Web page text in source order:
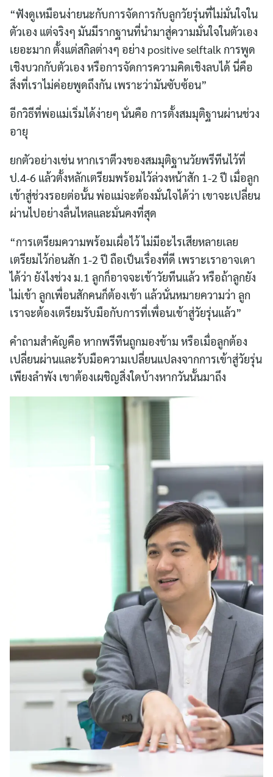
“ฟังดูเหมือนง่ายนะกับการจัดการกับลูกวัยรุ่นที่ไม่มั่นใจใน
ตัวเอง แต่จริงๆ มันมีรากฐานที่นำมาสู่ความมั่นใจในตัวเอง
เยอะมาก ตั้งแต่สกิลต่างๆ อย่าง positive selftalk การพูด
เชิงบวกกับตัวเอง หรือการจัดการความคิดเชิงลบได้ นี่คือ
สิ่งที่เราไม่ค่อยพูดถึงกัน เพราะว่ามันซับซ้อน”
อีกวิธีที่พ่อแม่เริ่มได้ง่ายๆ นั่นคือ การตั้งสมมุติฐานผ่านช่วง
อายุ
ยกตัวอย่างเช่น หากเราตีวงของสมมุติฐานวัยพรีทีนไว้ที่
ป.4-6 แล้วตั้งหลักเตรียมพร้อมไว้ล่วงหน้าสัก 1-2 ปี เมื่อลูก
เข้าสู่ช่วงรอยต่อนั้น พ่อแม่จะต้องมั่นใจได้ว่า เขาจะเปลี่ยน
ผ่านไปอย่างลื่นไหลและมั่นคงที่สุด
“การเตรียมความพร้อมเผื่อไว้ ไม่มีอะไรเสียหลายเลย
เตรียมไว้ก่อนสัก 1-2 ปี ถือเป็นเรื่องที่ดี เพราะเราอาจเดา
ได้ว่า ยังไงช่วง ม.1 ลูกก็อาจจะเข้าวัยทีนแล้ว หรือถ้าลูกยัง
ไม่เข้า ลูกเพื่อนสักคนก็ต้องเข้า แล้วนั่นหมายความว่า ลูก
เราจะต้องเตรียมรับมือกับการที่เพื่อนเข้าสู่วัยรุ่นแล้ว”
คำถามสำคัญคือ หากพรีทีนถูกมองข้าม หรือเมื่อลูกต้อง
เปลี่ยนผ่านและรับมือความเปลี่ยนแปลงจากการเข้าสู่วัยรุ่น
เพียงลำพัง เขาต้องเผชิญสิ่งใดบ้างหากวันนั้นมาถึง